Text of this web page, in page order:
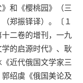
和《樱桃园》（三
郑振铎译）。〔１
二卷的增刊，一九
的启源时代》、耿
近代俄国文学家三
绍虞《俄国美论及